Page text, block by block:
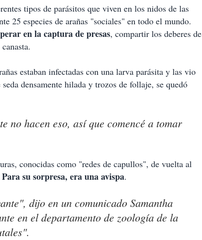
tipos de parásitos que viven en los nidos de las
25 especies de arañas "sociales" en todo el mundo.
en la captura de presas, compartir los deberes de
estaban infectadas con una larva parásita y las vio
densamente hilada y trozos de follaje, se quedó
no hacen eso, así que comencé a tomar
conocidas como "redes de capullos", de vuelta al
Para su sorpresa, era una avispa.
dijo en un comunicado Samantha
en el departamento de zoología de la